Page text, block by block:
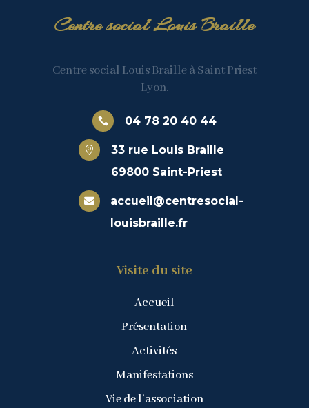
Centre social Louis Braille
Centre social Louis Braille à Saint Priest
Lyon.
 04 78 20 40 44

33 rue Louis Braille
69800 Saint-Priest

accueil@centresocial-
louisbraille.fr
Visite du site
Accueil
Présentation
Activités
Manifestations
Vie de l’association